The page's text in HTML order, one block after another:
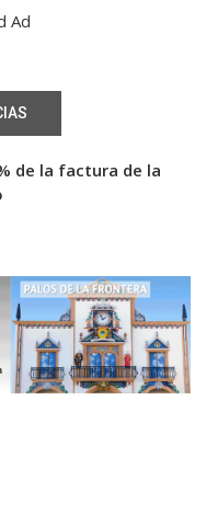
de la factura de la